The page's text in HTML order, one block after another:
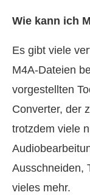
Wie kann ich
Es gibt viele
M4A-Dateien
vorgestellten
Converter, der
trotzdem viele
Ausschneiden,
vieles mehr.